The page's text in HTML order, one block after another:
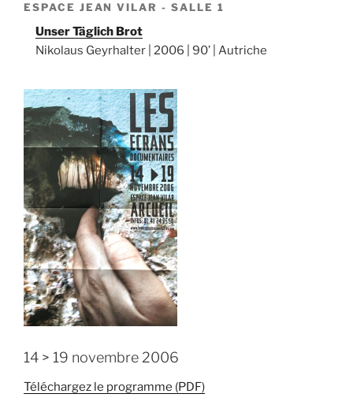
ESPACE JEAN VILAR - SALLE 1
Unser Täglich Brot
Nikolaus Geyrhalter | 2006 | 90’ | Autriche
14 > 19 novembre 2006
Téléchargez le programme (PDF)